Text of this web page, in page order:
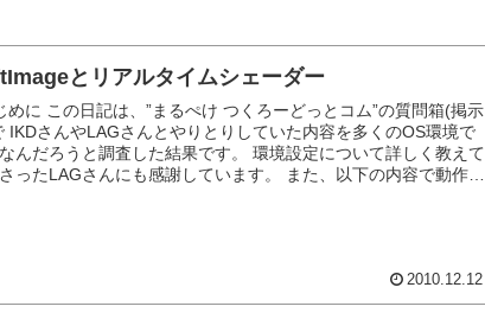
とリアルタイムシェーダー
めに この日記は、”まるぺけ つくろーどっとコム”の質問箱(掲示
IKDさんやLAGさんとやりとりしていた内容を多くのOS環境で
んだろうと調査した結果です。 環境設定について詳しく教えて
ったLAGさんにも感謝しています。 また、以下の内容で動作確
2010.12.12